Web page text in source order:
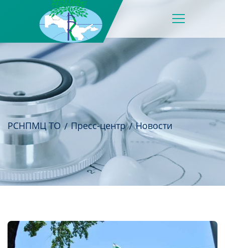
РСНПМЦ ТО Пресс-центр Новости